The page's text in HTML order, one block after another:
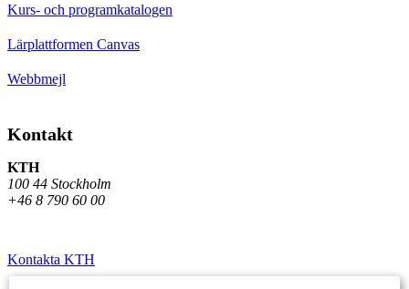
Kurs- och programkatalogen
Lärplattformen Canvas
Webbmejl
Kontakt
KTH
100 44 Stockholm
+46 8 790 60 00
Kontakta KTH